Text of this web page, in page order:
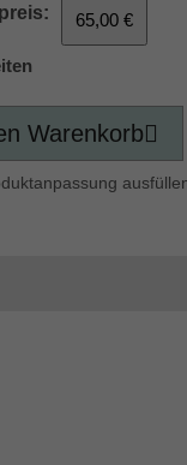
65,00 €
Warenkorb